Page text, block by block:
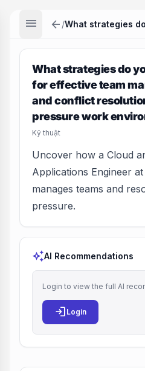
menu arrow_back /
What strategies do
for effective team
and conflict
pressure work
Kỹ thuật
Uncover how a Cloud
Applications Engineer
manages teams and
pressure.
auto_awesomeAI Recommendations
Login to view the full AI
login Login